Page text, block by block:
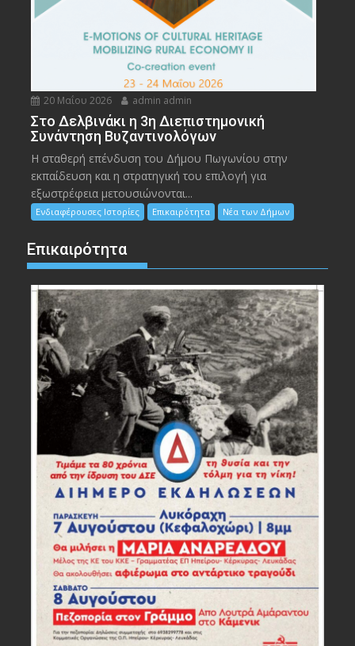
20 Μαΐου 2026 admin admin
Στο Δελβινάκι η 3η Διεπιστημονική
Συνάντηση Βυζαντινολόγων
Η σταθερή επένδυση του Δήμου Πωγωνίου στην
εκπαίδευση και η στρατηγική του επιλογή για
εξωστρέφεια μετουσιώνονται...
Ενδιαφέρουσες Ιστορίες Επικαιρότητα Νέα των Δήμων
Επικαιρότητα